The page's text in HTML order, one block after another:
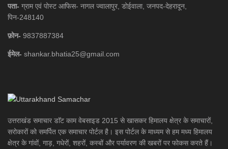
पता- ग्राम एवं पोस्ट आफिस- नागल ज्वालापुर, डोईवाला, जनपद-देहरादून,
पिन-248140
फ़ोन- 9837887384
ईमेल- shankar.bhatia25@gmail.com
उत्तराखंड समाचार डाॅट काम वेबसाइड 2015 से खासकर हिमालय क्षेत्र के समाचारों,
सरोकारों को समर्पित एक समाचार पोर्टल है। इस पोर्टल के माध्यम से हम मध्य हिमालय
क्षेत्र के गांवों, गाड़, गधेरों, शहरों, कस्बों और पर्यावरण की खबरों पर फोकस करते हैं।